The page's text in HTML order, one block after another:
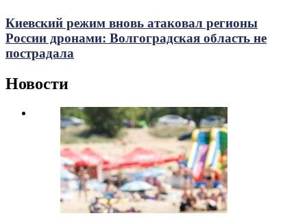
Киевский режим вновь атаковал регионы
России дронами: Волгоградская область не
пострадала
Новости